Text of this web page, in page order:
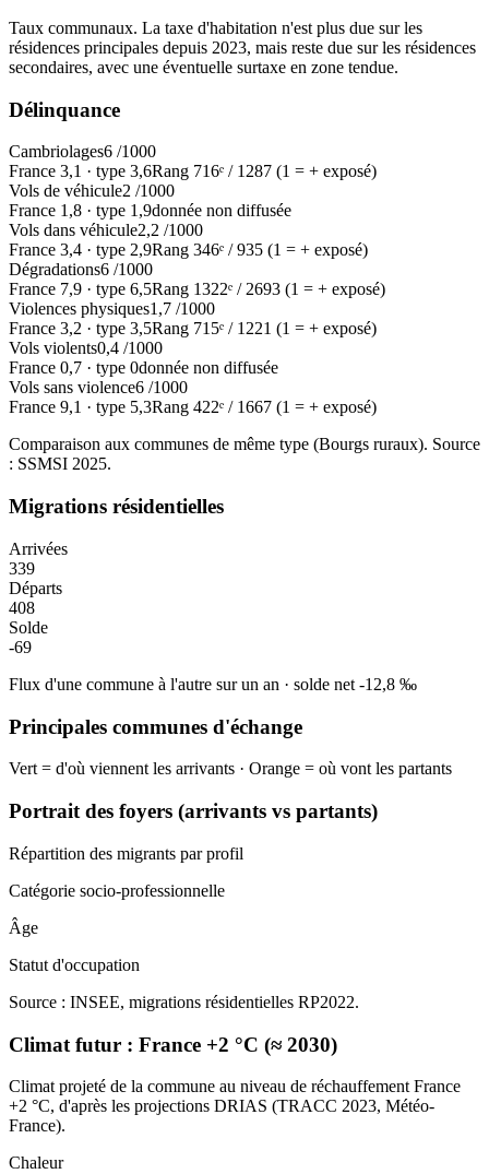
Taux communaux. La taxe d'habitation n'est plus due sur les
résidences principales depuis 2023, mais reste due sur les résidences
secondaires, avec une éventuelle surtaxe en zone tendue.
Délinquance
Cambriolages6 /1000
France 3,1 · type 3,6Rang 716ᵉ / 1287 (1 = + exposé)
Vols de véhicule2 /1000
France 1,8 · type 1,9donnée non diffusée
Vols dans véhicule2,2 /1000
France 3,4 · type 2,9Rang 346ᵉ /935 (1 = + exposé)
Dégradations6 /1000
France 7,9 · type 6,5Rang 1322ᵉ /2693 (1 = + exposé)
Violences physiques1,7 /1000
France 3,2 · type 3,5Rang 715ᵉ / 1221 (1 = + exposé)
Vols violents0,4 /1000
France 0,7 · type 0donnée non diffusée
Vols sans violence6 /1000
France 9,1 · type 5,3Rang 422ᵉ / 1667 (1 = + exposé)
Comparaison aux communes de même type (Bourgs ruraux). Source
: SSMSI 2025.
Migrations résidentielles
Arrivées
339
Départs
408
Solde
-69
Flux d'une commune à l'autre sur un an · solde net -12,8 ‰
Principales communes d'échange
Vert = d'où viennent les arrivants · Orange = où vont les partants
Portrait des foyers (arrivants vs partants)
Répartition des migrants par profil
Catégorie socio-professionnelle
Âge
Statut d'occupation
Source : INSEE, migrations résidentielles RP2022.
Climat futur : France +2 °C (≈ 2030)
Climat projeté de la commune au niveau de réchauffement France
+2 °C, d'après les projections DRIAS (TRACC 2023, Météo-
France).
Chaleur